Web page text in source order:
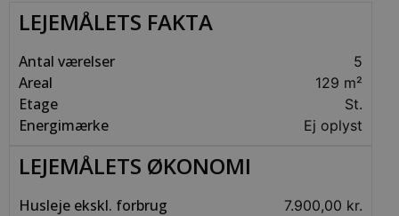
LEJEMÅLETS FAKTA
Antal værelser 5
Areal 129 m²
Etage St.
Energimærke Ej oplyst
LEJEMÅLETS ØKONOMI
Husleje ekskl. forbrug 7.900,00 kr.
korrekt.